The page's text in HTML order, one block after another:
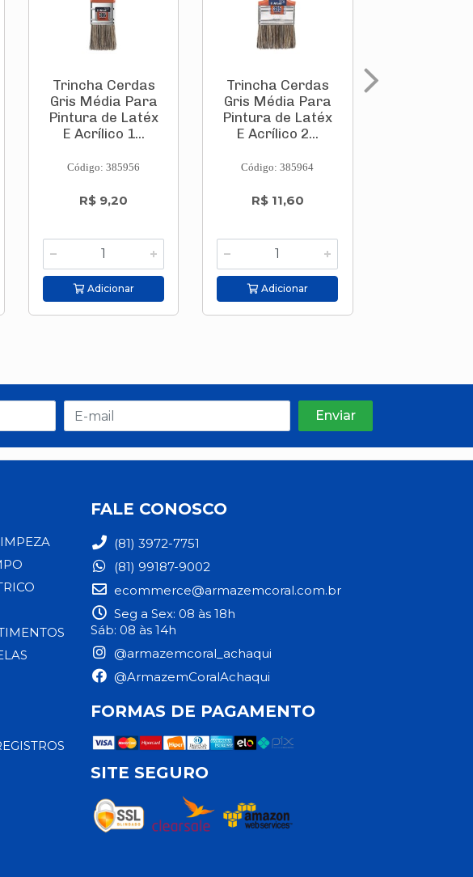
Trincha Cerdas
Gris Média Para
Pintura de Latéx
E Acrílico 1...
Código: 385956
R$ 9,20
Adicionar
Trincha Cerdas
Gris Média Para
Pintura de Latéx
E Acrílico 2...
Código: 385964
R$ 11,60
Adicionar
FALE CONOSCO
(81) 3972-7751
(81) 99187-9002
ecommerce@armazemcoral.com.br
Seg a Sex: 08 às 18h
Sáb: 08 às 14h
@armazemcoral_achaqui
@ArmazemCoralAchaqui
FORMAS DE PAGAMENTO
SITE SEGURO